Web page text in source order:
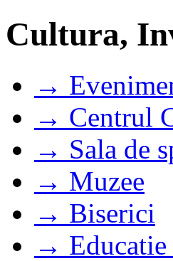
Cultura,
→
→ Centrul
→ Sala de
→ Muzee
→ Biserici
→ Educatie